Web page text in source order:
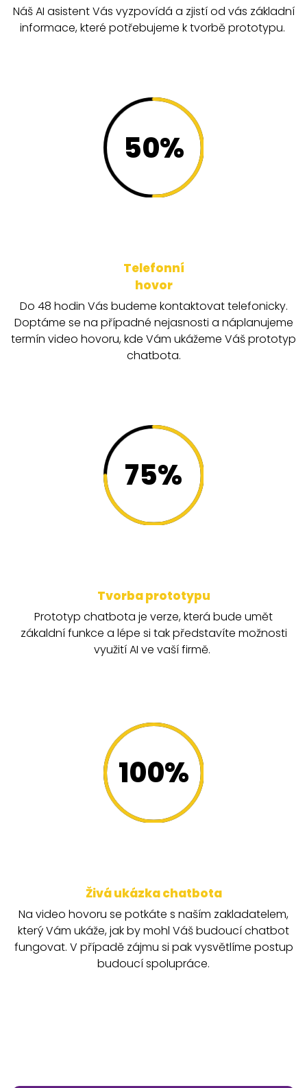
Náš AI asistent Vás vyzpovídá a zjistí od vás základní
informace, které potřebujeme k tvorbě prototypu.
50%
Telefonní
hovor
Do 48 hodin Vás budeme kontaktovat telefonicky.
Doptáme se na případné nejasnosti a náplanujeme
termín video hovoru, kde Vám ukážeme Váš prototyp
chatbota.
75%
Tvorba prototypu
Prototyp chatbota je verze, která bude umět
zákaldní funkce a lépe si tak představíte možnosti
využití AI ve vaší firmě.
100%
Živá ukázka chatbota
Na video hovoru se potkáte s naším zakladatelem,
který Vám ukáže, jak by mohl Váš budoucí chatbot
fungovat. V případě zájmu si pak vysvětlíme postup
budoucí spolupráce.